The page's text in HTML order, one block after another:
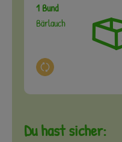
1 Bund
Bärlauch
Auswahl ändern
Du hast sicher: